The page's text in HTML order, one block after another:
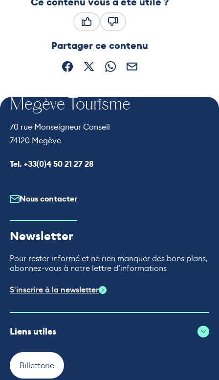
Partager ce contenu
Partager sur Facebook (nouvelle fenêtre)
Partager sur X / Twitter (nouvelle
Partager sur WhatsApp
Partager par mail
Megève Tourisme
70 rue Monseigneur Conseil
74120 Megève
Appeler le
Tel. +33(0)4 50 21 27 28
Nous contacter
Newsletter
Pour rester informé et ne rien manquer des bons plans,
abonnez-vous à notre lettre d’informations
S'inscrire à la newsletter
Liens utiles
Billetterie